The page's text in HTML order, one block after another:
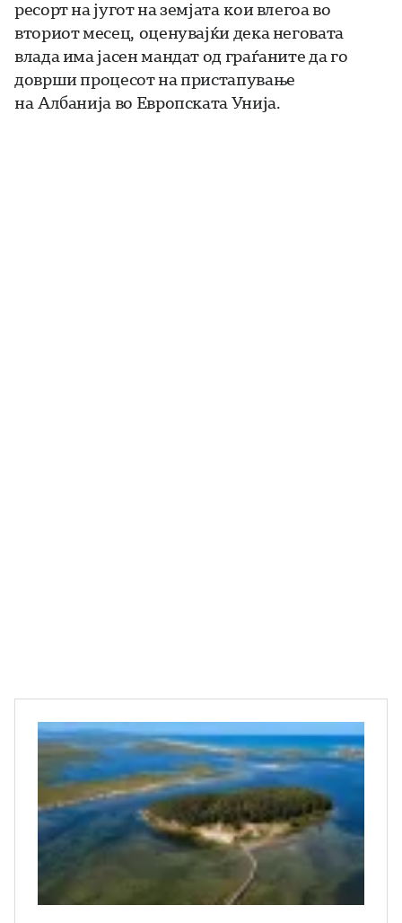
ресорт на југот на земјата кои влегоа во
вториот месец, оценувајќи дека неговата
влада има јасен мандат од граѓаните да го
доврши процесот на пристапување
на Албанија во Европската Унија.